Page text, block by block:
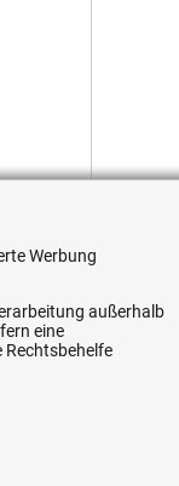
Werbung
außerhalb
eine
Rechtsbehelfe